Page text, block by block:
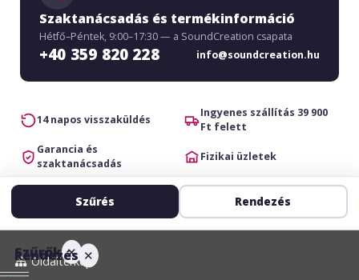
Szaktanácsadás és termékinformáció
Hétfő–Péntek, 9:00–17:30 — a SoundCreation csapata
+40 359 820 228 info@soundcreation.hu
14 napos visszaküldés
Ingyenes szállítás 39 900
Ft felett
Garancia és
szaktanácsadás
Fizikai üzletek
Szűrés Rendezés
Szűrők ✕
Rendezés ✕
Oldaltérkép